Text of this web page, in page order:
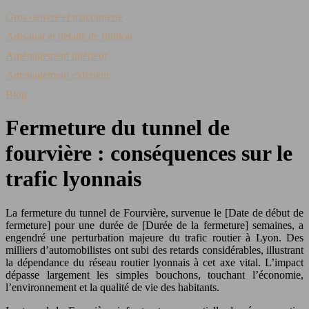
Gros oeuvre et maçonnerie
Artisanat et détails de finition
Aménagement intérieur
Aménagement extérieur
Blog
Fermeture du tunnel de
fourvière : conséquences sur le
trafic lyonnais
La fermeture du tunnel de Fourvière, survenue le [Date de début de
fermeture] pour une durée de [Durée de la fermeture] semaines, a
engendré une perturbation majeure du trafic routier à Lyon. Des
milliers d’automobilistes ont subi des retards considérables, illustrant
la dépendance du réseau routier lyonnais à cet axe vital. L’impact
dépasse largement les simples bouchons, touchant l’économie,
l’environnement et la qualité de vie des habitants.